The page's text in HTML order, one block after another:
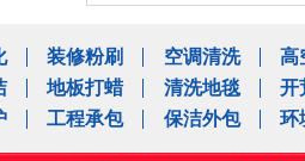
装修粉刷 空调清洗
高
地板打蜡 清洗地毯
开
工程承包 保洁外包 环